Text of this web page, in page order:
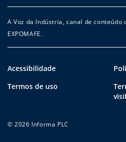
A Voz da Indústria, canal de conteúdo
EXPOMAFE.
Acessibilidade
Termos de uso
© 2026 Informa PLC